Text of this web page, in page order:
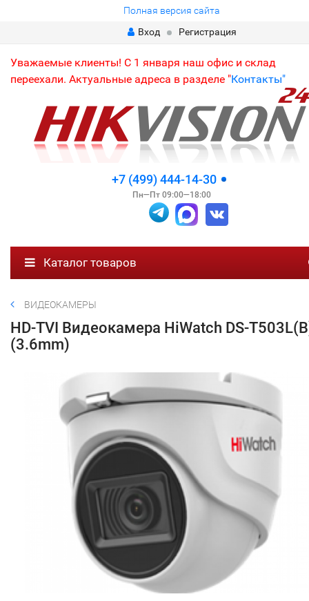
Полная версия сайта
Вход
Регистрация
Уважаемые клиенты! С 1 января наш офис и склад
переехали. Актуальные адреса в разделе "Контакты"
+7 (499) 444-14-30
Пн—Пт 09:00—18:00
Каталог товаров
ВИДЕОКАМЕРЫ
HD-TVI Видеокамера HiWatch DS-
(3.6mm)